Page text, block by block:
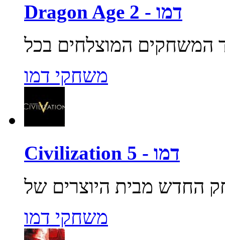
Dragon Age 2 - דמו
משחקי דמו
Civilization 5 - דמו
משחקי דמו